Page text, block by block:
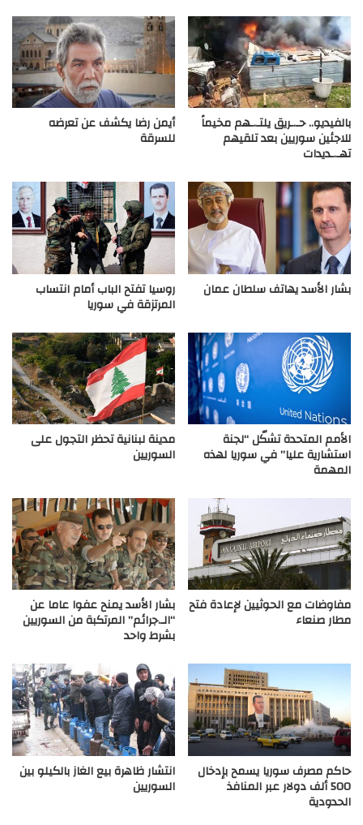
بالفيديو.. حـ.ـريق يلتـ.ـهم مخيماً
للاجئين سوريين بعد تلقيهم
تهـ.ـديدات
أيمن رضا يكشف عن تعرضه
للسرقة
بشار الأسد يهاتف سلطان عمان روسيا تفتح الباب أمام انتساب
المرتزقة في سوريا
الأمم المتحدة تشكّل “لجنة
استشارية عليا” في سوريا لهذه
المهمة
مدينة لبنانية تحظر التجول على
السوريين
مفاوضات مع الحوثيين لإعادة فتح
مطار صنعاء
بشار الأسد يمنح عفوا عاما عن
“الـ.جرائم” المرتكبة من السوريين
بشرط واحد
حاكم مصرف سوريا يسمح بإدخال
500 ألف دولار عبر المنافذ
الحدودية
انتشار ظاهرة بيع الغاز بالكيلو بين
السوريين